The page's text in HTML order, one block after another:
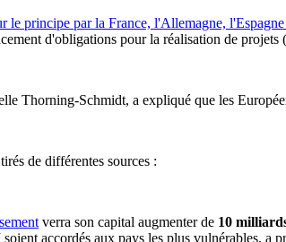
le principe par la France, l'Allemagne,
d'obligations pour la réalisation de projets
Thorning-Schmidt, a expliqué que les
de différentes sources :
verra son capital augmenter de 10
accordés aux pays les plus vulnérables, a